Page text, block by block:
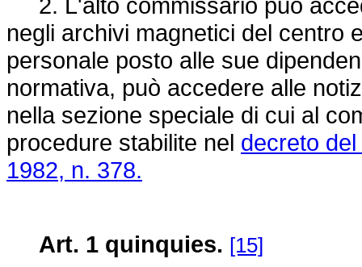
negli archivi magnetici del centro
personale posto alle sue
normativa, può accedere alle
nella sezione speciale di cui al
procedure stabilite nel decreto
1982, n. 378.
Art. 1 quinquies. [15]